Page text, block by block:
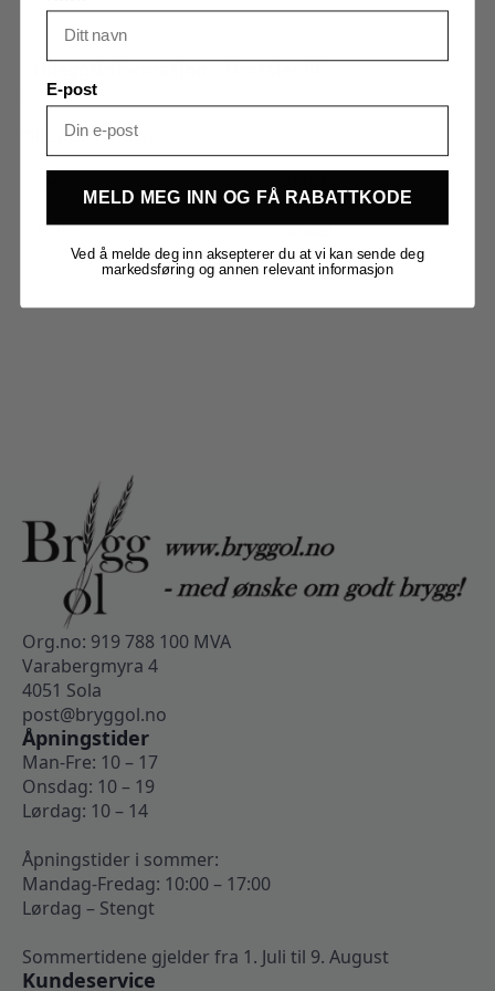
Tilleggsinformasjon Omtaler (0)
Tilleggsinformasjon
Merker Kegland
Org.no: 919 788 100 MVA
Varabergmyra 4
4051 Sola
post@bryggol.no
Åpningstider
Man-Fre: 10 – 17
Onsdag: 10 – 19
Lørdag: 10 – 14
Åpningstider i sommer:
Mandag-Fredag: 10:00 – 17:00
Lørdag – Stengt
Sommertidene gjelder fra 1. Juli til 9. August
Kundeservice
E-post
MELD MEG INN OG FÅ RABATTKODE
Ved å melde deg inn aksepterer du at vi kan sende deg
markedsføring og annen relevant informasjon